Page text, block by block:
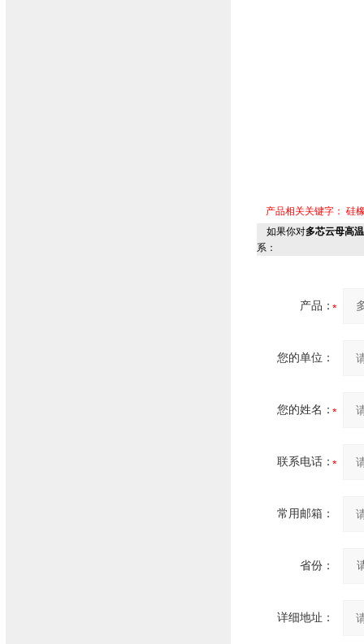
产品相关关键字： 硅
如果你对多芯云母高
系：
产品：
您的单位：
您的姓名：
联系电话：
常用邮箱：
省份：
详细地址：